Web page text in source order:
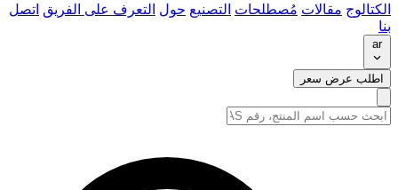
الكتالوج مقالات مُصطلحات التصنيع حول التعرف على الفريق اتصل
بنا
ar
اطلب عرض سعر